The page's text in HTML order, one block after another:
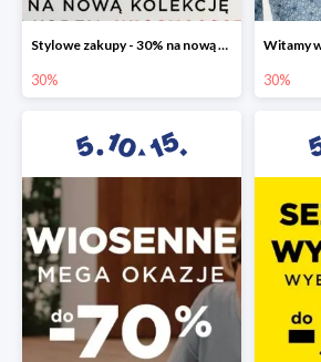
Stylowe zakupy - 30% na nową kolekcję
30% 30%